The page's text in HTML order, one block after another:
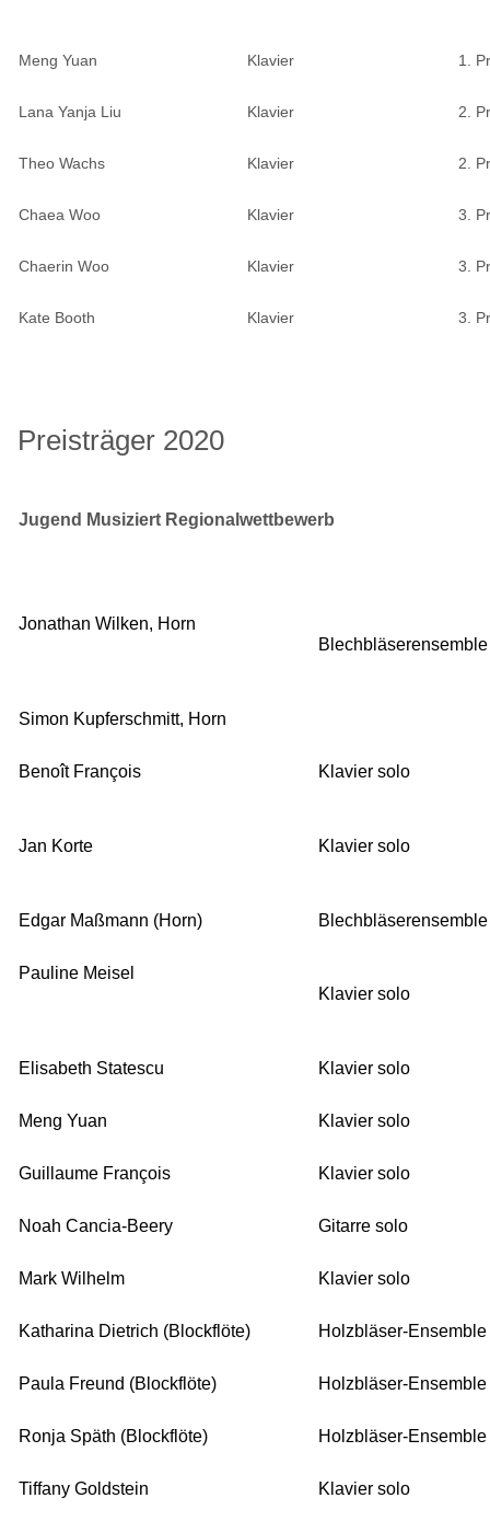
Meng Yuan Klavier 1.
Lana Yanja Liu Klavier 2.
Theo Wachs Klavier 2.
Chaea Woo Klavier 3.
Chaerin Woo Klavier 3.
Kate Booth Klavier 3.
Preisträger 2020
Jugend Musiziert Regionalwettbewerb
Jonathan Wilken, Horn
Blechbläserensemble
Simon Kupferschmitt, Horn
Benoît François Klavier solo
Jan Korte Klavier solo
Edgar Maßmann (Horn) Blechbläserensemble
Pauline Meisel
Klavier solo
Elisabeth Statescu Klavier solo
Meng Yuan Klavier solo
Guillaume François Klavier solo
Noah Cancia-Beery Gitarre solo
Mark Wilhelm Klavier solo
Katharina Dietrich (Blockflöte) Holzbläser-Ensemble
Paula Freund (Blockflöte) Holzbläser-Ensemble
Ronja Späth (Blockflöte) Holzbläser-Ensemble
Tiffany Goldstein Klavier solo